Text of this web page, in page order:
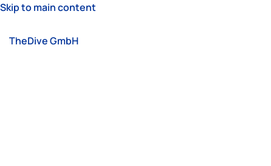
Skip to main content
TheDive GmbH